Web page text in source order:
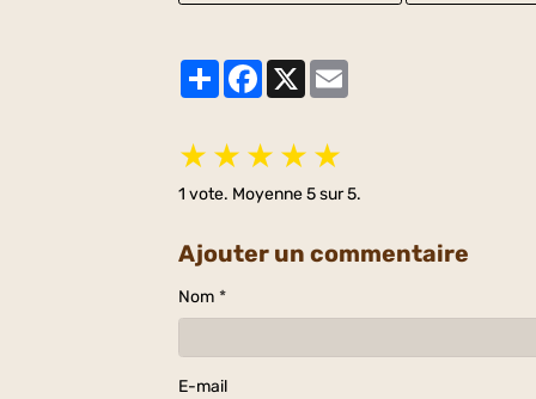
PartagerFacebook
X
★ ★ ★ ★ ★
1 vote. Moyenne5sur 5.
Ajouter un commentaire
Nom
E-mail